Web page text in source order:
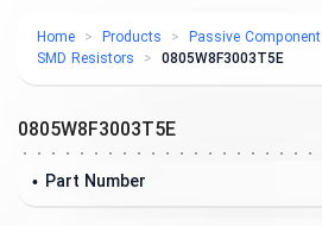
Home Products Passive Component
SMD Resistors
0805W8F3003T5E
0805W8F3003T5E
Part Number